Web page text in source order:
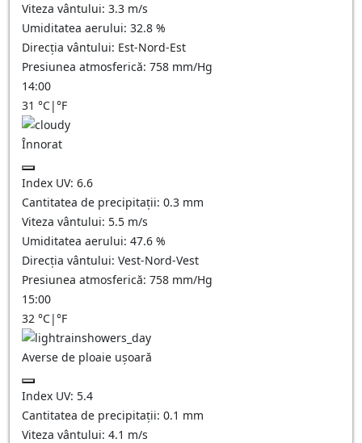
Viteza vântului: 3.3 m/s
Umiditatea aerului: 32.8 %
Direcția vântului: Est-Nord-Est
Presiunea atmosferică: 758 mm/Hg
14:00
31 °C|°F
Înnorat
Index UV: 6.6
Cantitatea de precipitații: 0.3 mm
Viteza vântului: 5.5 m/s
Umiditatea aerului: 47.6 %
Direcția vântului: Vest-Nord-Vest
Presiunea atmosferică: 758 mm/Hg
15:00
32 °C|°F
Averse de ploaie ușoară
Index UV: 5.4
Cantitatea de precipitații: 0.1 mm
Viteza vântului: 4.1 m/s